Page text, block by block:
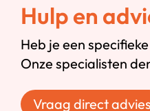
Hulp en
Heb je een
Onze specialisten
Vraag direct advies